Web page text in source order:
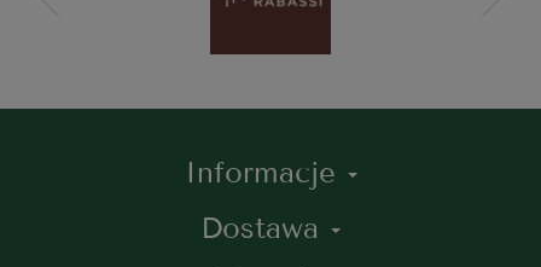
Informacje
Dostawa